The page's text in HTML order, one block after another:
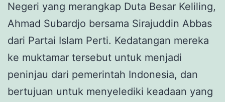
Negeri yang merangkap Duta Besar Keliling,
Ahmad Subardjo bersama Sirajuddin Abbas
dari Partai Islam Perti. Kedatangan mereka
ke muktamar tersebut untuk menjadi
peninjau dari pemerintah Indonesia, dan
bertujuan untuk menyelediki keadaan yang